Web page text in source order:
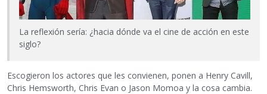
La reflexión sería: ¿hacia dónde va el cine de acción en este
siglo?
Escogieron los actores que les convienen, ponen a Henry Cavill,
Chris Hemsworth, Chris Evan o Jason Momoa y la cosa cambia.